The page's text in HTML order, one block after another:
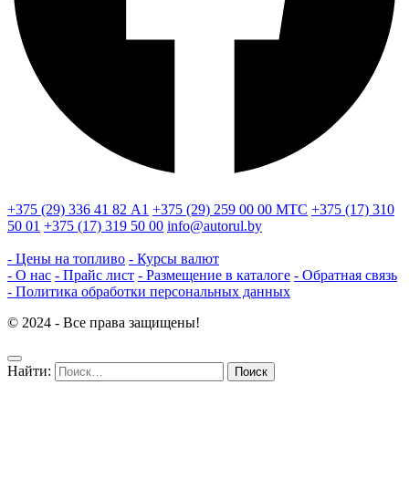
+375 (29) 336 41 82 А1 +375 (29) 259 00 00 МТС +375 (17) 310
50 01 +375 (17) 319 50 00 info@autorul.by
- Цены на топливо - Курсы валют
- О нас - Прайс лист - Размещение в каталоге - Обратная связь
- Политика обработки персональных данных
© 2024 - Все права защищены!
Найти: